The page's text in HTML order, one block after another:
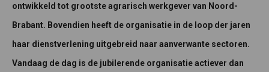
ontwikkeld tot grootste agrarisch werkgever van Noord-
Brabant. Bovendien heeft de organisatie in de loop der jaren
haar dienstverlening uitgebreid naar aanverwante sectoren.
Vandaag de dag is de jubilerende organisatie actiever dan